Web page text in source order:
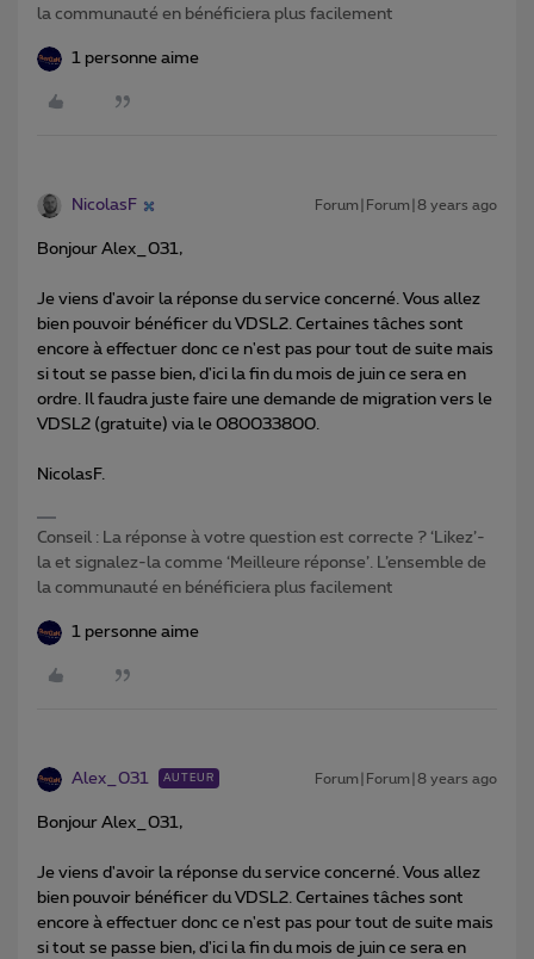
la communauté en bénéficiera plus facilement
1 personne aime
NicolasF Forum|Forum|8 years ago
Bonjour Alex_031,
Je viens d'avoir la réponse du service concerné. Vous allez
bien pouvoir bénéficer du VDSL2. Certaines tâches sont
encore à effectuer donc ce n'est pas pour tout de suite mais
si tout se passe bien, d'ici la fin du mois de juin ce sera en
ordre. Il faudra juste faire une demande de migration vers le
VDSL2 (gratuite) via le 080033800.
NicolasF.
Conseil : La réponse à votre question est correcte ? ‘Likez’-
la et signalez-la comme ‘Meilleure réponse’. L’ensemble de
la communauté en bénéficiera plus facilement
1 personne aime
Alex_031 AUTEUR Forum|Forum|8 years ago
Bonjour Alex_031,
Je viens d'avoir la réponse du service concerné. Vous allez
bien pouvoir bénéficer du VDSL2. Certaines tâches sont
encore à effectuer donc ce n'est pas pour tout de suite mais
si tout se passe bien, d'ici la fin du mois de juin ce sera en